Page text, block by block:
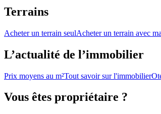
Terrains
Acheter un terrain seulAcheter un terrain avec
L’actualité de l’immobilier
Prix moyens au m²Tout savoir sur l'immobilier
Vous êtes propriétaire ?